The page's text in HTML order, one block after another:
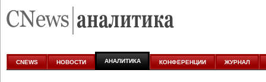
аналитике
CNEWS НОВОСТИ АНАЛИТИКА КОНФЕРЕНЦИИ ЖУРНАЛ